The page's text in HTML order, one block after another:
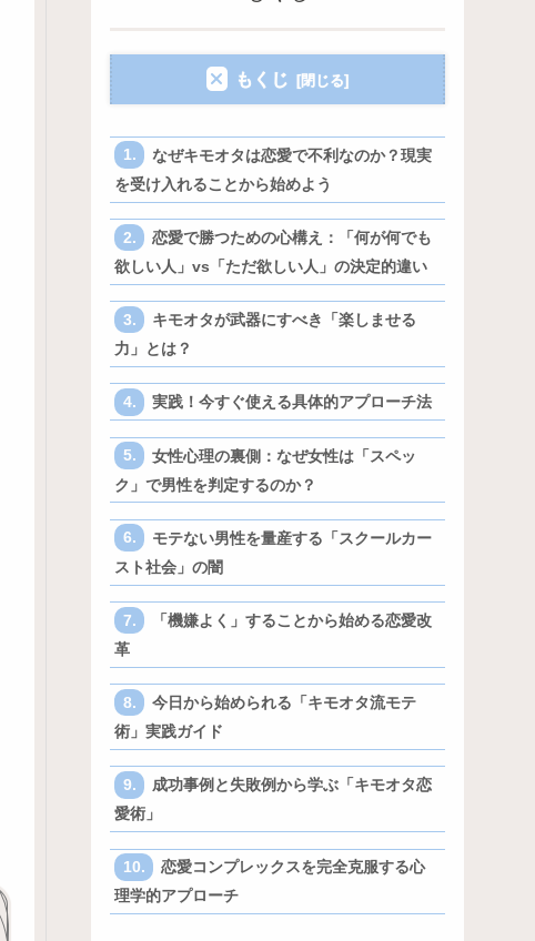
もくじ
なぜキモオタは恋愛で不利なのか？現実
を受け入れることから始めよう
恋愛で勝つための心構え：「何が何でも
欲しい人」vs「ただ欲しい人」の決定的違い
キモオタが武器にすべき「楽しませる
力」とは？
実践！今すぐ使える具体的アプローチ法
女性心理の裏側：なぜ女性は「スペッ
ク」で男性を判定するのか？
モテない男性を量産する「スクールカー
スト社会」の闇
「機嫌よく」することから始める恋愛改
革
今日から始められる「キモオタ流モテ
術」実践ガイド
成功事例と失敗例から学ぶ「キモオタ恋
愛術」
恋愛コンプレックスを完全克服する心
理学的アプローチ